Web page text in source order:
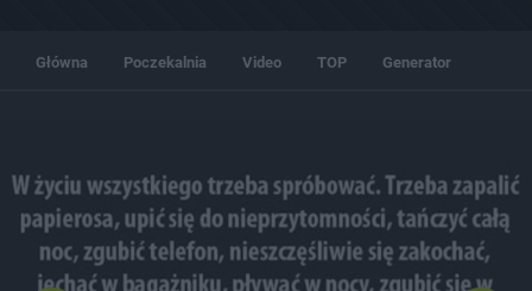
Główna Poczekalnia Video TOP Generator